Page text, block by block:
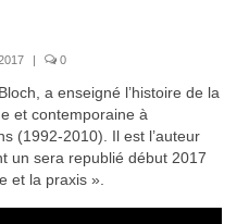
| 0
a enseigné l’histoire de la
et contemporaine à
(1992-2010). Il est l’auteur
un sera republié début 2017
et la praxis ».